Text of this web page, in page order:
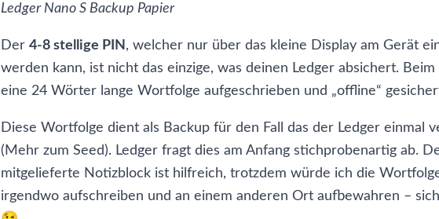
Ledger Nano S Backup Papier
Der 4-8 stellige PIN , welcher nur über das kleine Display am Gerät
werden kann, ist nicht das einzige, was deinen Ledger absichert. Beim
eine 24 Wörter lange Wortfolge aufgeschrieben und „offline“
Diese Wortfolge dient als Backup für den Fall das der Ledger einmal
(Mehr zum Seed). Ledger fragt dies am Anfang stichprobenartig ab.
mitgelieferte Notizblock ist hilfreich, trotzdem würde ich die
irgendwo aufschreiben und an einem anderen Ort aufbewahren –